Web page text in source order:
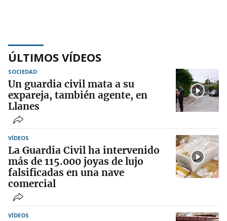
ÚLTIMOS VÍDEOS
SOCIEDAD
Un guardia civil mata a su
expareja, también agente, en
Llanes
VÍDEOS
La Guardia Civil ha intervenido
más de 115.000 joyas de lujo
falsificadas en una nave
comercial
VÍDEOS